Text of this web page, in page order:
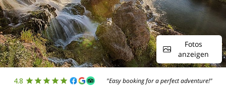
Fotos
anzeigen
4.8 "Easy booking for a perfect adventure!"